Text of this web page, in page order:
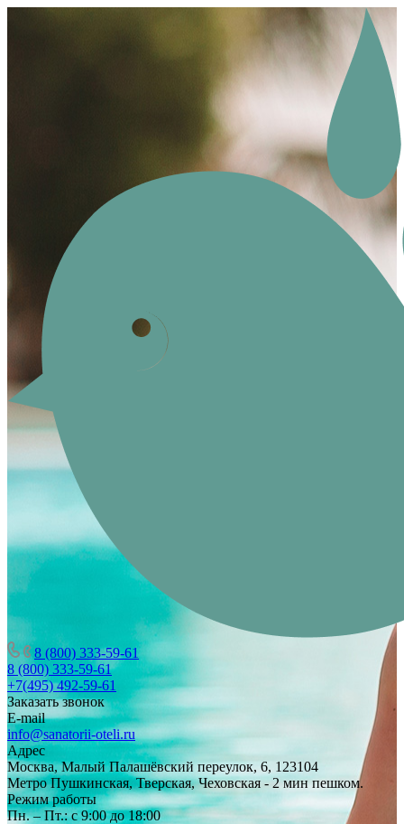
8 (800) 333-59-61
8 (800) 333-59-61
+7(495) 492-59-61
Заказать звонок
E-mail
info@sanatorii-oteli.ru
Адрес
Москва, Малый Палашёвский переулок, 6, 123104
Метро Пушкинская, Тверская, Чеховская - 2 мин пешком.
Режим работы
Пн. – Пт.: с 9:00 до 18:00